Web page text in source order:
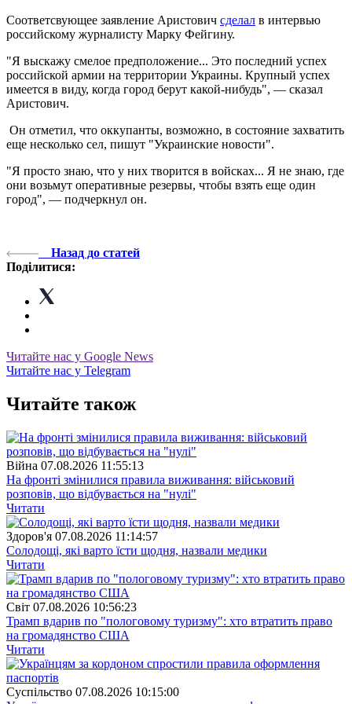
Соответсвующее заявление Аристович сделал в интервью
российскому журналисту Марку Фейгину.
"Я выскажу смелое предположение... Это последний успех
российской армии на территории Украины. Крупный успех
имеется в виду, когда город берут какой-нибудь", — сказал
Аристович.
Он отметил, что оккупанты, возможно, в состояние захватить
еще несколько сел, пишут "Украинские новости".
"Я просто знаю, что у них творится в войсках... Я не знаю, где
они возьмут оперативные резервы, чтобы взять еще один
город", — подчеркнул он.
Назад до статей
Поділитися:
Читайте нас у Google News
Читайте нас у Telegram
Читайте також
Війна 07.08.2026 11:55:13
На фронті змінилися правила виживання: військовий
розповів, що відбувається на "нулі"
Читати
Здоров'я 07.08.2026 11:14:57
Солодощі, які варто їсти щодня, назвали медики
Читати
Свiт 07.08.2026 10:56:23
Трамп вдарив по "пологовому туризму": хто втратить право
на громадянство США
Читати
Суспiльство 07.08.2026 10:15:00